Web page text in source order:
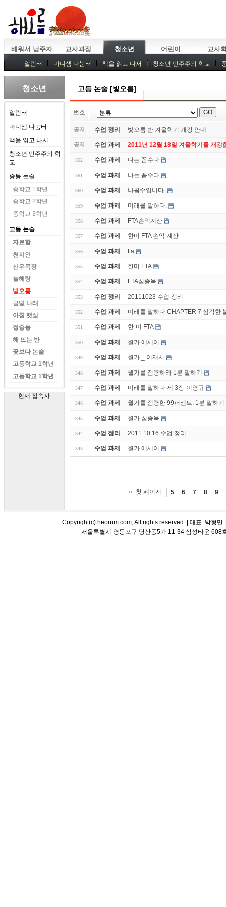
배워서 남주자 교사과정 청소년 어린이 교사
알림터 마니샘 나눔터 책을 읽고 나서 청소년 민주주의 학교
청소년
알림터
마니샘 나눔터
책을 읽고 나서
청소년 민주주의 학
교
중등 논술
중학교 1학년
중학교 2학년
중학교 3학년
고등 논술
자료함
천지인
신우목장
늘해랑
빛오름
금빛 나래
아침 햇살
정중동
해 뜨는 반
꽃보다 논술
고등학교 1학년
고등학교 1학년
현재 접속자
고등 논술 [빛오름]
번호
공지 수업 정리 빛오름 반 겨울학기 개강 안내
공지 수업 과제 2011년 12월 18일 겨울학기를 개강
362 수업 과제 나는 꼼수다
361 수업 과제 나는 꼼수다
360 수업 과제 나꼼수입니다.
359 수업 과제 미래를 말하다.
358 수업 과제 FTA손익계산
357 수업 과제 한미 FTA 손익 계산
356 수업 과제 fta
355 수업 과제 한미 FTA
354 수업 과제 FTA심종욱
353 수업 정리 20111023 수업 정리
352 수업 과제 미래를 말하다 CHAPTER 7 심각한
351 수업 과제 한-미 FTA
350 수업 과제 월가 에세이
349 수업 과제 월가 _ 이재서
348 수업 과제 월가를 점령하라 1분 말하기
347 수업 과제 미래를 말하다 제 3장-이영규
346 수업 과제 월가를 점령한 99퍼센트, 1분 말하기
345 수업 과제 월가 심종욱
344 수업 정리 2011.10.16 수업 정리
343 수업 과제 월가 에세이
첫 페이지 5 6 7 8 9
Copyright(c) heorum.com, All rights reserved. | 대표: 박형
서울특별시 영등포구 당산동5가 11-34 삼성타운